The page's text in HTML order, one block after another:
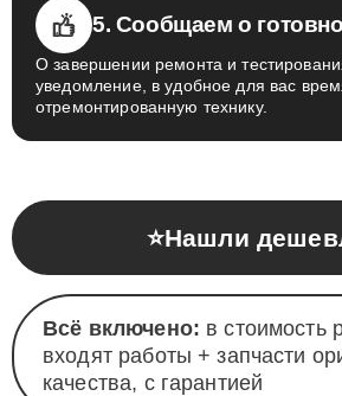
5. Сообщаем о
О завершении ремонта и
уведомление, в удобное для вас
отремонтированную технику.
⭐Нашли
Всё включено: в стоимость
входят работы + запчасти
качества, с гарантией